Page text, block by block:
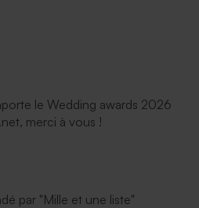
le Wedding awards 2026
merci à vous !
par "Mille et une liste"